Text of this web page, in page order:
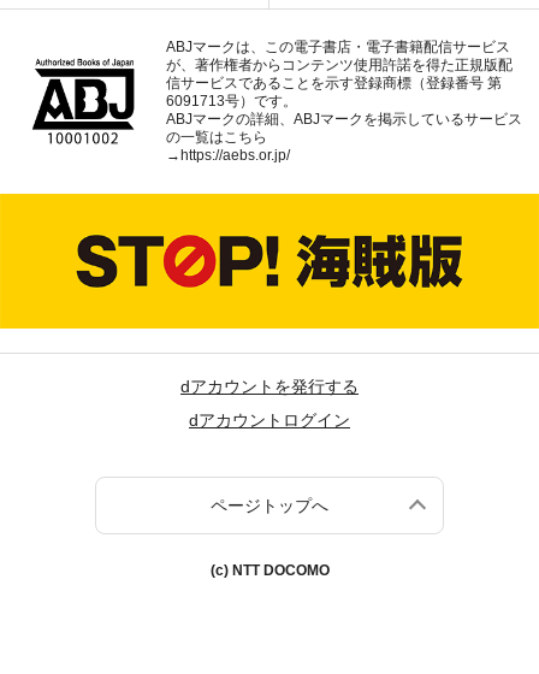
ABJマークは、この電子書店・電子書籍配信サービス
が、著作権者からコンテンツ使用許諾を得た正規版配
信サービスであることを示す登録商標（登録番号 第
6091713号）です。
ABJマークの詳細、ABJマークを掲示しているサービス
の一覧はこちら
→https://aebs.or.jp/
dアカウントを発行する
dアカウントログイン
ページトップへ
(c) NTT DOCOMO